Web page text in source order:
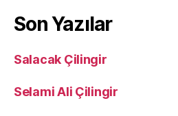
Son Yazılar
Salacak Çilingir
Selami Ali Çilingir